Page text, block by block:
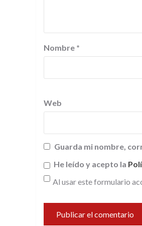
Nombre *
Web
Guarda mi nombre,
He leído y acepto la
Al usar este formulario